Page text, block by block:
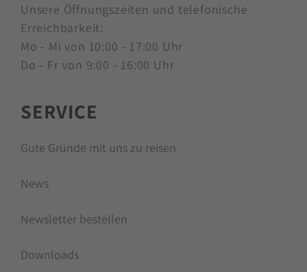
Unsere Öffnungszeiten und telefonische
Erreichbarkeit:
Mo - Mi von 10:00 - 17:00 Uhr
Do - Fr von 9:00 - 16:00 Uhr
SERVICE
Gute Gründe mit uns zu reisen
News
Newsletter bestellen
Downloads